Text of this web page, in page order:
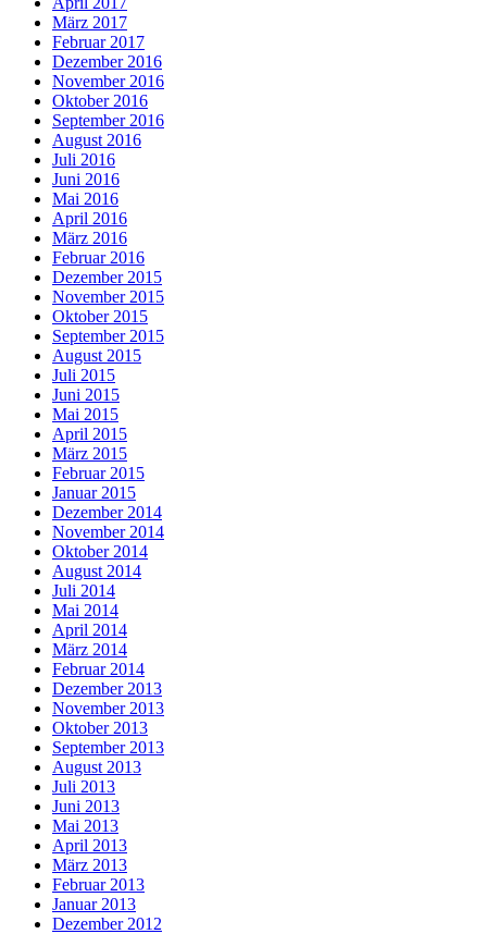
März 2017
Februar 2017
Dezember 2016
November 2016
Oktober 2016
September 2016
August 2016
Juli 2016
Juni 2016
Mai 2016
April 2016
März 2016
Februar 2016
Dezember 2015
November 2015
Oktober 2015
September 2015
August 2015
Juli 2015
Juni 2015
Mai 2015
April 2015
März 2015
Februar 2015
Januar 2015
Dezember 2014
November 2014
Oktober 2014
August 2014
Juli 2014
Mai 2014
April 2014
März 2014
Februar 2014
Dezember 2013
November 2013
Oktober 2013
September 2013
August 2013
Juli 2013
Juni 2013
Mai 2013
April 2013
März 2013
Februar 2013
Januar 2013
Dezember 2012